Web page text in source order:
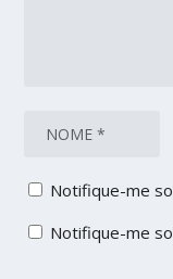
Notifique-me
Notifique-me